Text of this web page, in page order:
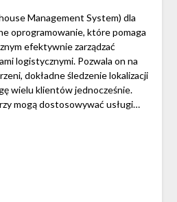
Management System) dla
oprogramowanie, które pomaga
efektywnie zarządzać
logistycznymi. Pozwala on na
dokładne śledzenie lokalizacji
wielu klientów jednocześnie.
mogą dostosowywać usługi…